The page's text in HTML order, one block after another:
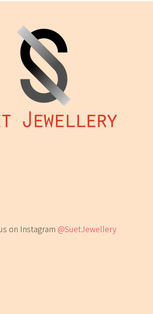
on Instagram @SuetJewellery